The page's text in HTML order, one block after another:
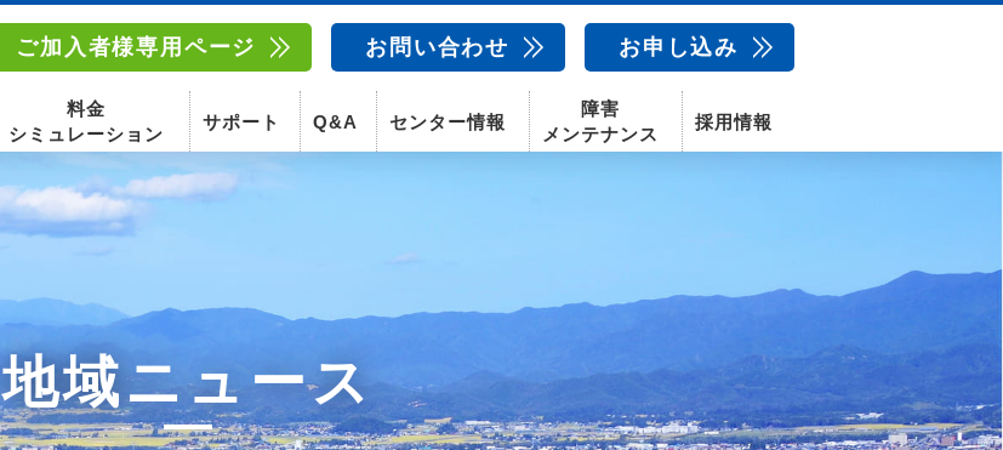
ご加入者様専用ページ お問い合わせ お申し込み
スマホ 固定電話 AIカメラ
スマホ 動画配信サービス
料金
シミュレーション
サポート Q&A センター情報
障害
メンテナンス
採用情報
地域ニュース